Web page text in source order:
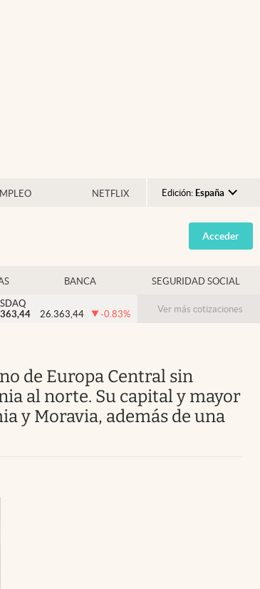
NETFLIX Edición: España
Argentina
España
USA
Colombia
Acceder
BANCA SEGURIDAD SOCIAL
26.363,44 -0.83% Ver más cotizaciones
al norte. Su capital y mayor
y Moravia, además de una